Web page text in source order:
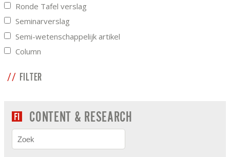
Ronde Tafel verslag
Seminarverslag
Semi-wetenschappelijk artikel
Column
FILTER
CONTENT & RESEARCH